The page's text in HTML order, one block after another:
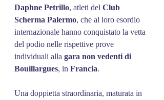
Daphne Petrillo, atleti del Club
Scherma Palermo, che al loro esordio
internazionale hanno conquistato la vetta
del podio nelle rispettive prove
individuali alla gara non vedenti di
Bouillargues, in Francia.
Una doppietta straordinaria, maturata in